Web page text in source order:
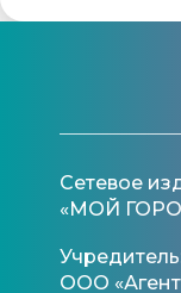
Сетевое
«МОЙ
ООО